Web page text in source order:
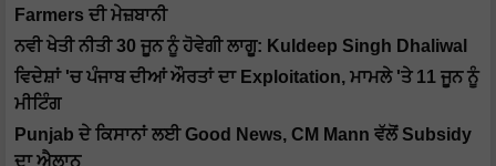
Farmers ਦੀ ਮੇਜ਼ਬਾਨੀ
ਨਵੀ ਖੇਤੀ ਨੀਤੀ 30 ਜੂਨ ਨੂੰ ਹੋਵੇਗੀ ਲਾਗੂ: Kuldeep Singh Dhaliwal
ਵਿਦੇਸ਼ਾਂ 'ਚ ਪੰਜਾਬ ਦੀਆਂ ਔਰਤਾਂ ਦਾ Exploitation, ਮਾਮਲੇ 'ਤੇ 11 ਜੂਨ ਨੂੰ
ਮੀਟਿੰਗ
Punjab ਦੇ ਕਿਸਾਨਾਂ ਲਈ Good News, CM Mann ਵੱਲੋਂ Subsidy
ਦਾ ਐਲਾਨ